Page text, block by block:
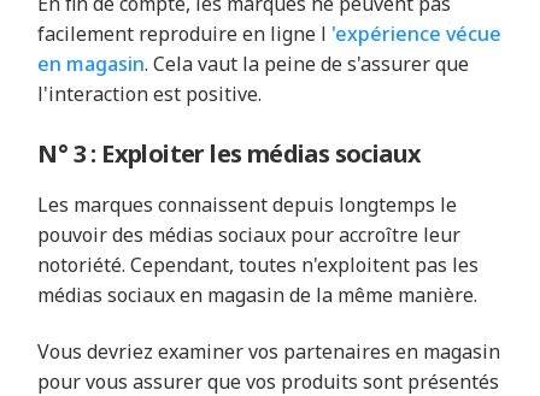
facilement reproduire en ligne l 'expérience vécue
en magasin. Cela vaut la peine de s'assurer que
l'interaction est positive.
N° 3 : Exploiter les médias sociaux
Les marques connaissent depuis longtemps le
pouvoir des médias sociaux pour accroître leur
notoriété. Cependant, toutes n'exploitent pas les
médias sociaux en magasin de la même manière.
Vous devriez examiner vos partenaires en magasin
pour vous assurer que vos produits sont présentés